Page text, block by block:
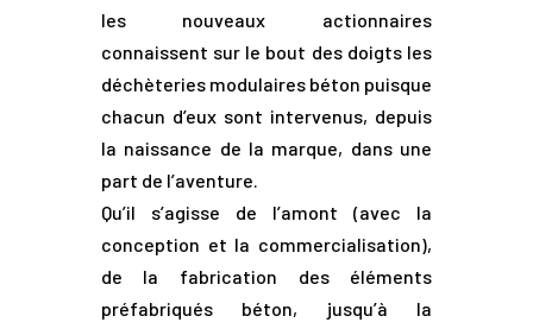
les nouveaux actionnaires
connaissent sur le bout des doigts les
déchèteries modulaires béton puisque
chacun d’eux sont intervenus, depuis
la naissance de la marque, dans une
part de l’aventure.
Qu’il s’agisse de l’amont (avec la
conception et la commercialisation),
de la fabrication des éléments
préfabriqués béton, jusqu’à la